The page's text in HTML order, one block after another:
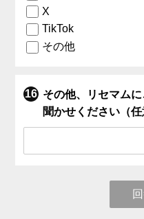
X
TikTok
その他
その他、リセマム
聞かせください（任